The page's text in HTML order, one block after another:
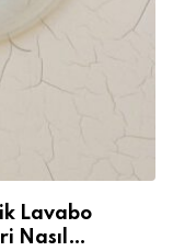
Lavabo
Nasıl